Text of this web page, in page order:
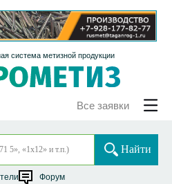
система метизной продукции
Все заявки
Форум
Найти